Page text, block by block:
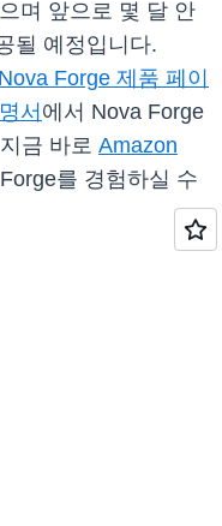
며 앞으로 몇 달 안
될 예정입니다.
Forge 제품 페이
서 에서 Nova Forge
금 바로 Amazon
를 경험하실 수